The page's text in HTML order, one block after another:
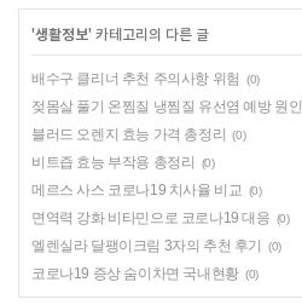
'생활정보' 카테고리의 다른 글
배수구 클리너 추천 주의사항 위험 (0)
젖몸살 풀기 온찜질 냉찜질 유선염 예방 원인
블러드 오렌지 효능 가격 총정리 (0)
비트즙 효능 부작용 총정리 (0)
메르스 사스 코로나19 치사율 비교 (0)
면역력 강화 비타민으로 코로나19 대응 (0)
엘렌실라 달팽이크림 3자의 추천 후기 (0)
코로나19 증상 숨이차면 국내현황 (0)